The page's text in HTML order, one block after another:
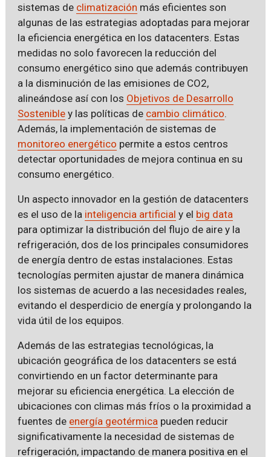
sistemas de climatización más eficientes son
algunas de las estrategias adoptadas para mejorar
la eficiencia energética en los datacenters. Estas
medidas no solo favorecen la reducción del
consumo energético sino que además contribuyen
a la disminución de las emisiones de CO2,
alineándose así con los Objetivos de Desarrollo
Sostenibley las políticas de cambio climático.
Además, la implementación de sistemas de
monitoreo energético permite a estos centros
detectar oportunidades de mejora continua en su
consumo energético.
Un aspecto innovador en la gestión de datacenters
es el uso de la inteligencia artificial y el big data
para optimizar la distribución del flujo de aire y la
refrigeración, dos de los principales consumidores
de energía dentro de estas instalaciones. Estas
tecnologías permiten ajustar de manera dinámica
los sistemas de acuerdo a las necesidades reales,
evitando el desperdicio de energía y prolongando la
vida útil de los equipos.
Además de las estrategias tecnológicas, la
ubicación geográfica de los datacenters se está
convirtiendo en un factor determinante para
mejorar su eficiencia energética. La elección de
ubicaciones con climas más fríos o la proximidad a
fuentes de energía geotérmica pueden reducir
significativamente la necesidad de sistemas de
refrigeración, impactando de manera positiva en el